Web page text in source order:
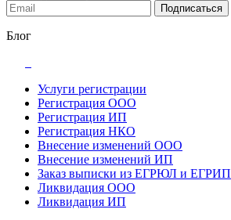
Подписаться
Блог
Услуги регистрации
Регистрация ООО
Регистрация ИП
Регистрация НКО
Внесение изменений ООО
Внесение изменений ИП
Заказ выписки из ЕГРЮЛ и ЕГРИП
Ликвидация ООО
Ликвидация ИП